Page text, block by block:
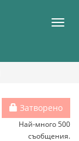
Затворено
Най-много 500
съобщения.